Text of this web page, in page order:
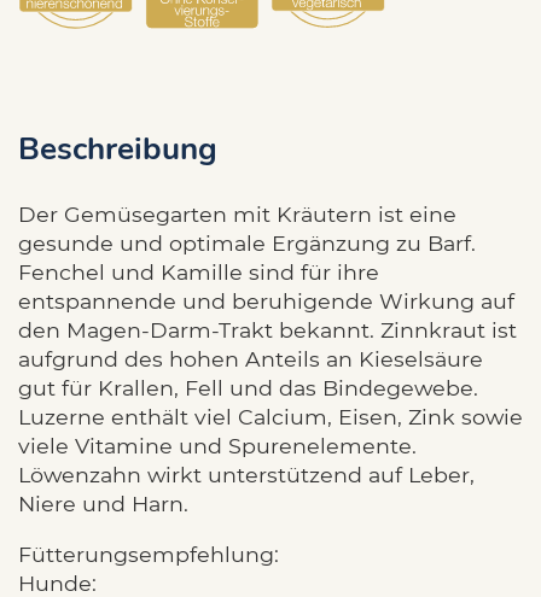
Beschreibung
Der Gemüsegarten mit Kräutern ist eine
gesunde und optimale Ergänzung zu Barf.
Fenchel und Kamille sind für ihre
entspannende und beruhigende Wirkung auf
den Magen-Darm-Trakt bekannt. Zinnkraut ist
aufgrund des hohen Anteils an Kieselsäure
gut für Krallen, Fell und das Bindegewebe.
Luzerne enthält viel Calcium, Eisen, Zink sowie
viele Vitamine und Spurenelemente.
Löwenzahn wirkt unterstützend auf Leber,
Niere und Harn.
Fütterungsempfehlung:
Hunde: